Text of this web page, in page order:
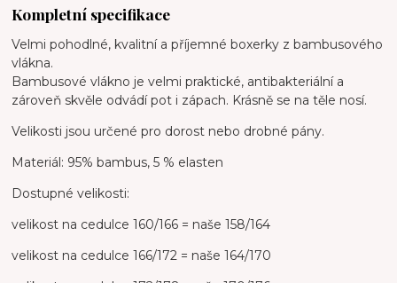
Kompletní specifikace
Velmi pohodlné, kvalitní a příjemné boxerky z bambusového
vlákna.
Bambusové vlákno je velmi praktické, antibakteriální a
zároveň skvěle odvádí pot i zápach. Krásně se na těle nosí.
Velikosti jsou určené pro dorost nebo drobné pány.
Materiál: 95% bambus, 5 % elasten
Dostupné velikosti:
velikost na cedulce 160/166 = naše 158/164
velikost na cedulce 166/172 = naše 164/170